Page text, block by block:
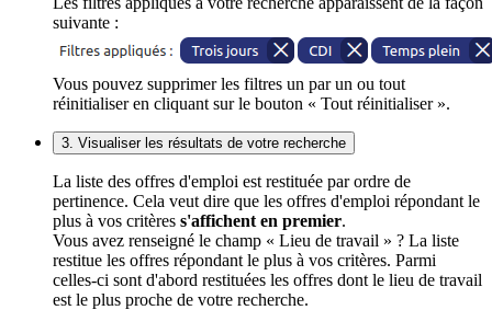
suivante :
Vous pouvez supprimer les filtres un par un ou tout
réinitialiser en cliquant sur le bouton « Tout réinitialiser ».
3. Visualiser les résultats de votre recherche
La liste des offres d'emploi est restituée par ordre de
pertinence. Cela veut dire que les offres d'emploi répondant le
plus à vos critères s'affichent en premier.
Vous avez renseigné le champ « Lieu de travail » ? La liste
restitue les offres répondant le plus à vos critères. Parmi
celles-ci sont d'abord restituées les offres dont le lieu de travail
est le plus proche de votre recherche.